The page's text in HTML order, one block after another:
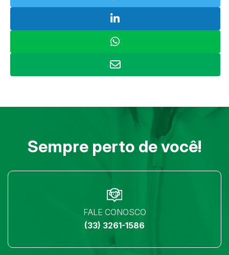
Sempre perto de você!
FALE CONOSCO
(33) 3261-1586